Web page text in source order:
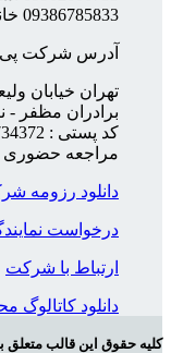
09386785833 خانم میراسماعیلی
آدرس شرکت
تهران خیابان
برادران مظفر - نبش
کد پستی : 1416734372
مراجعه حضوری : 9:00 –
دانلود رزومه
درخواست
ارتباط با شرکت
دانلود کاتالوگ